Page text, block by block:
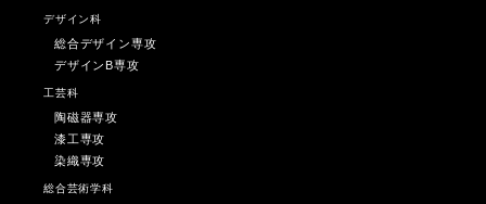
デザイン科
総合デザイン専攻
デザインB専攻
工芸科
陶磁器専攻
漆工専攻
染織専攻
総合芸術学科